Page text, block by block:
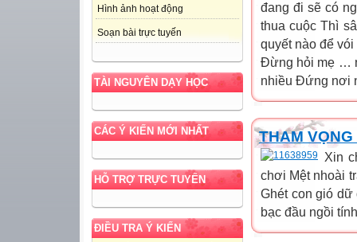
Hình ảnh hoạt động
Soạn bài trực tuyến
TÀI NGUYÊN DẠY HỌC
CÁC Ý KIẾN MỚI NHẤT
HỖ TRỢ TRỰC TUYẾN
ĐIỀU TRA Ý KIẾN
đang đi sẽ có
thua cuộc Thì
quyết nào để
Đừng hỏi mẹ …
nhiều Đứng nơi
THAM VỌNG
Xin
chơi Mệt nhoài
Ghét con gió
bạc đầu ngồi